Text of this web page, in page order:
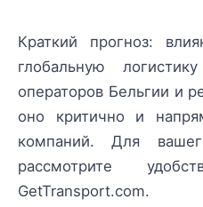
Краткий прогноз:
глобальную
операторов Бельгии и
оно критично и
компаний. Для
рассмотрите
GetTransport.com.